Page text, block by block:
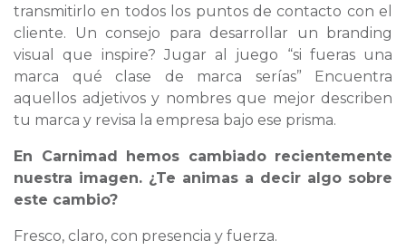
transmitirlo en todos los puntos de contacto con el
cliente. Un consejo para desarrollar un branding
visual que inspire? Jugar al juego “si fueras una
marca qué clase de marca serías” Encuentra
aquellos adjetivos y nombres que mejor describen
tu marca y revisa la empresa bajo ese prisma.
En Carnimad hemos cambiado recientemente
nuestra imagen. ¿Te animas a decir algo sobre
este cambio?
Fresco, claro, con presencia y fuerza.